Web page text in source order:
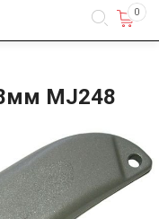
0
MJ248